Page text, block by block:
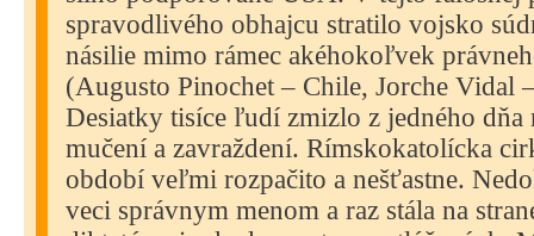
spravodlivého obhajcu stratilo vojsko
násilie mimo rámec akéhokoľvek
(Augusto Pinochet – Chile, Jorche Vidal
Desiatky tisíce ľudí zmizlo z jedného
mučení a zavraždení. Rímskokatolícka
období veľmi rozpačito a nešťastne.
veci správnym menom a raz stála na